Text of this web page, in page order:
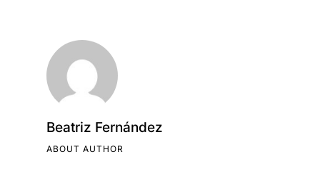
Beatriz Fernández
ABOUT AUTHOR